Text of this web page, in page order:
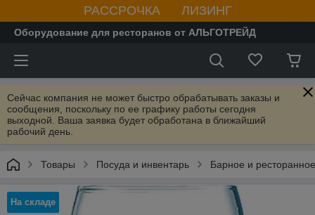
РАССРОЧКА ЛИЗИНГ
Оборудование для ресторанов от АЛЬГОТРЕЙД
Сейчас компания не может быстро обрабатывать заказы и
сообщения, поскольку по ее графику работы сегодня
выходной. Ваша заявка будет обработана в ближайший
рабочий день.
Товары Посуда и инвентарь Барное и
На складе